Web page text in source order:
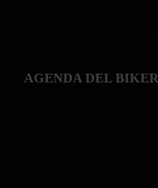
AGENDA DEL BIKER